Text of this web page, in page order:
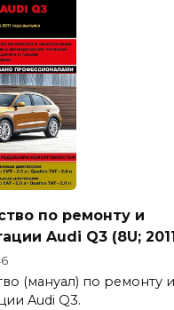
по ремонту и
Audi Q3 (8U;
(мануал) по ремонту и
Audi Q3.